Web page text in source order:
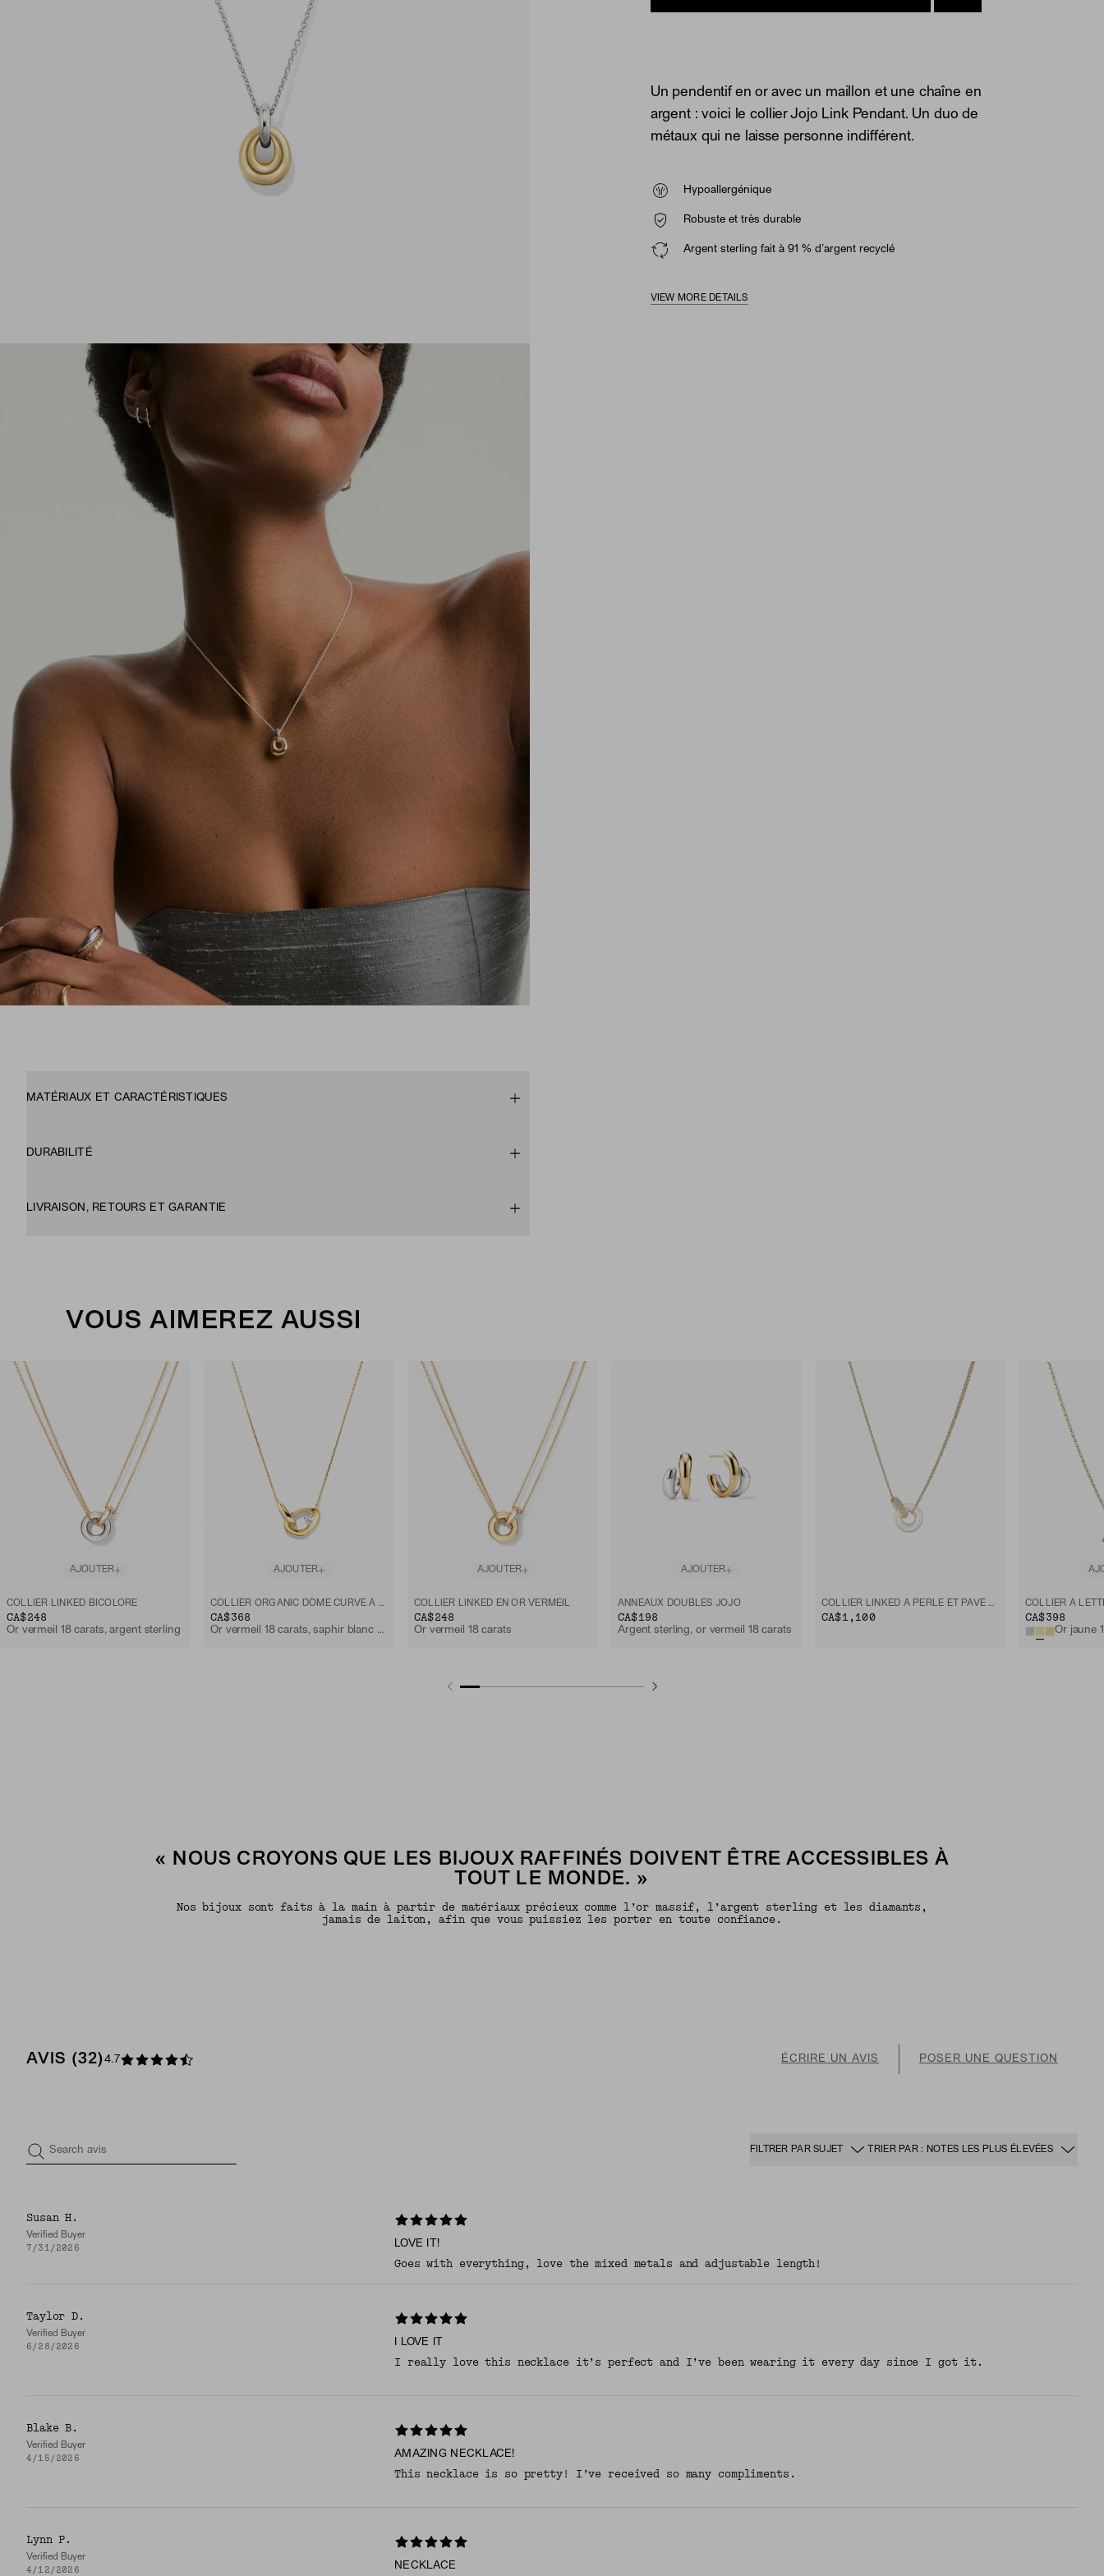
Un pendentif en or avec un maillon et une chaîne en
argent : voici le collier Jojo Link Pendant. Un duo de
métaux qui ne laisse personne indifférent.
Hypoallergénique
Robuste et très durable
Argent sterling fait à 91 % d’argent recyclé
VIEW MORE DETAILS
MATÉRIAUX ET CARACTÉRISTIQUES
DURABILITÉ
LIVRAISON, RETOURS ET GARANTIE
VOUS AIMEREZ AUSSI
AJOUTER
COLLIER LINKED BICOLORE
CA$248
Or vermeil 18 carats, argent sterling
AJOUTER
COLLIER ORGANIC DÔME CURVE À GEMME
CA$368
Or vermeil 18 carats, saphir blanc de laboratoire
AJOUTER
COLLIER LINKED EN OR VERMEIL
CA$248
Or vermeil 18 carats
AJOUTER
ANNEAUX DOUBLES JOJO
CA$198
Argent sterling, or vermeil 18 carats
COLLIER LINKED À PERLE ET PAVÉ DE DIAMANTS
CA$1,100
COLLIER À
CA$398
Or jaune
« NOUS CROYONS QUE LES BIJOUX RAFFINÉS DOIVENT ÊTRE ACCESSIBLES À
TOUT LE MONDE. »
Nos bijoux sont faits à la main à partir de matériaux précieux comme l’or massif, l’argent sterling et les diamants,
jamais de laiton, afin que vous puissiez les porter en toute confiance.
AVIS (32)4.7 ÉCRIRE UN AVIS POSER UNE QUESTION
Search avis FILTRER PAR SUJET TRIER PAR : NOTES LES PLUS ÉLEVÉES
Susan H.
Verified Buyer
7/31/2026 LOVE IT!
Goes with everything, love the mixed metals and adjustable length!
Taylor D.
Verified Buyer
6/28/2026 I LOVE IT
I really love this necklace it’s perfect and I’ve been wearing it every day since I got it.
Blake B.
Verified Buyer
4/15/2026 AMAZING NECKLACE!
This necklace is so pretty! I’ve received so many compliments.
Lynn P.
Verified Buyer
4/12/2026 NECKLACE